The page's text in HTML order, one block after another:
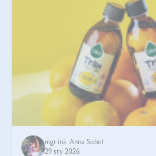
mgr inż. Anna Sobol
29 sty 2026